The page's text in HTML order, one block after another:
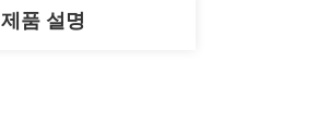
제품 설명